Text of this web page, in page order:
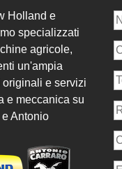
Holland e
specializzati
agricole,
un'ampia
e servizi
e meccanica su
Antonio